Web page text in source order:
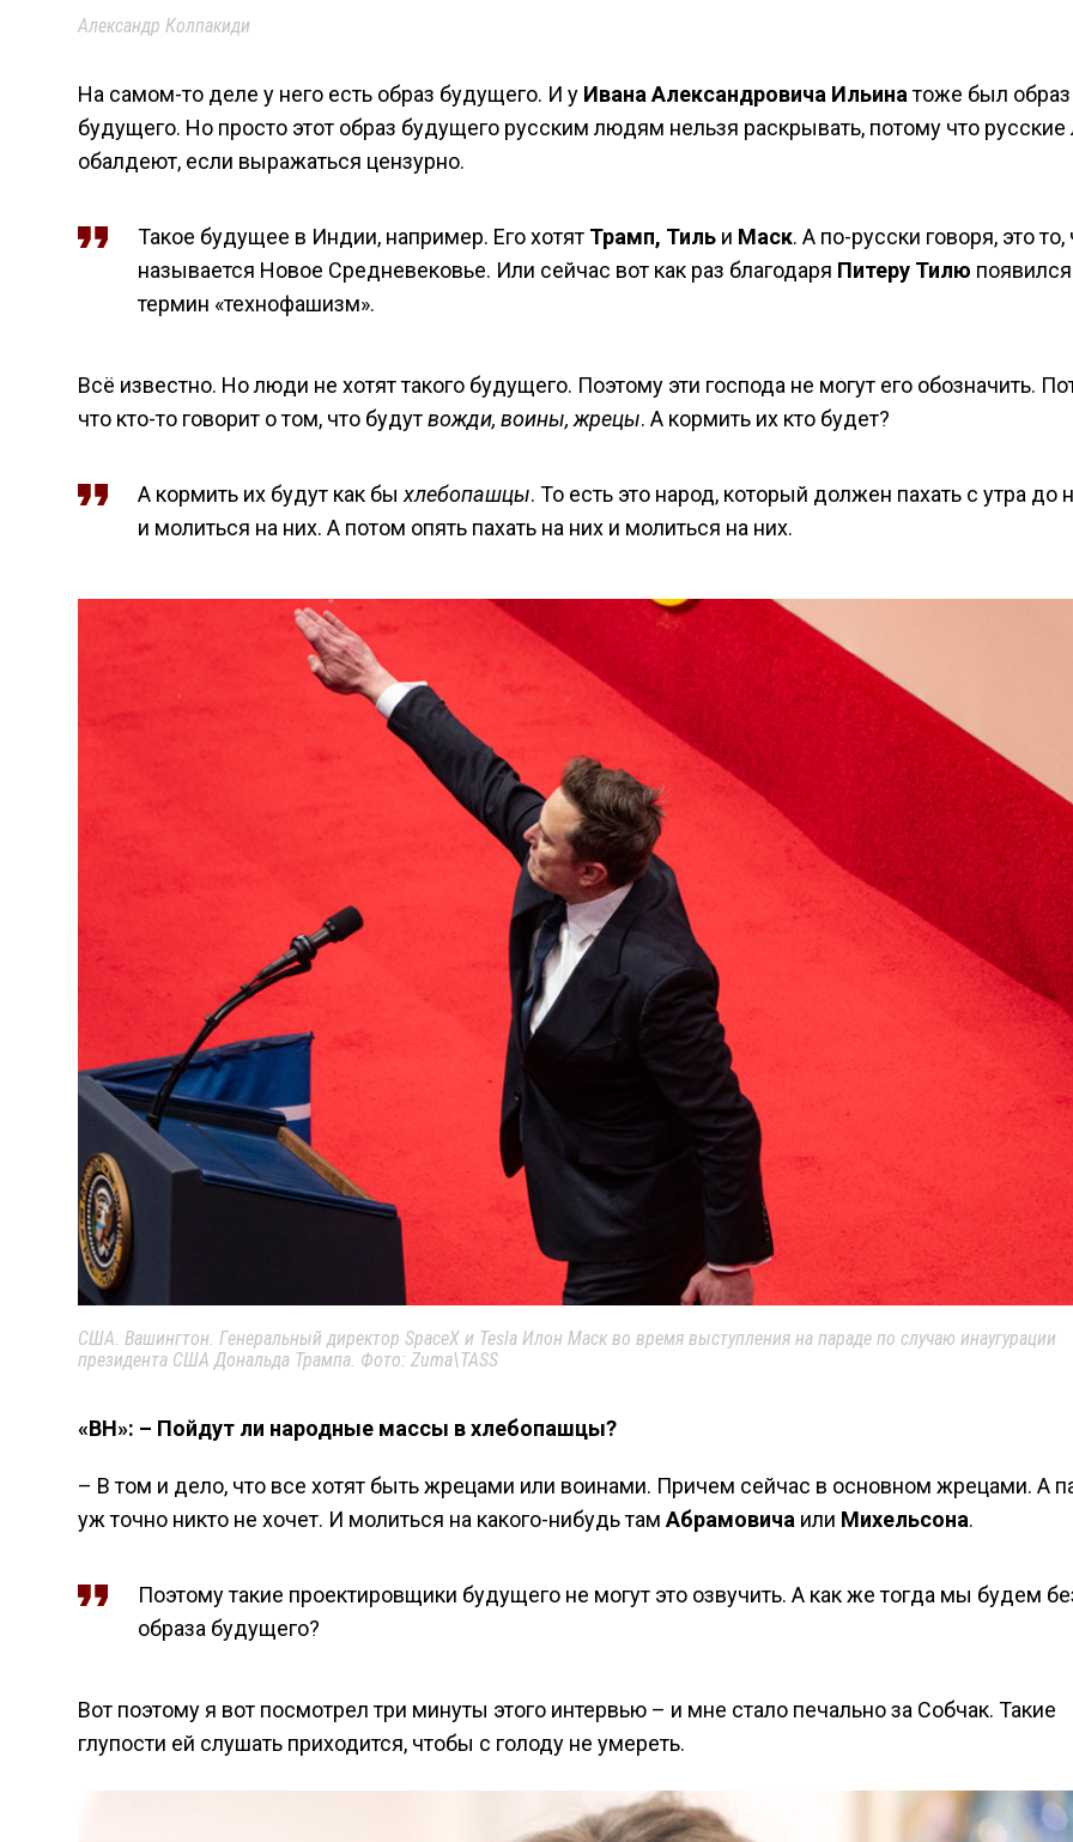
Александр Колпакиди
На самом-то деле у него есть образ будущего. И у Ивана Александровича Ильинатоже был образ
будущего. Но просто этот образ будущего русским людям нельзя раскрывать, потому что
обалдеют, если выражаться цензурно.
Такое будущее в Индии, например. Его хотят Трамп, Тиль и Маск. А по-русски говоря, это то,
называется Новое Средневековье. Или сейчас вот как раз благодаря Питеру Тилю появился
термин «технофашизм».
Всё известно. Но люди не хотят такого будущего. Поэтому эти господа не могут его обозначить.
что кто-то говорит о том, что будутвожди, воины, жрецы. А кормить их кто будет?
А кормить их будут как бы хлебопашцы. То есть это народ, который должен пахать с утра до
и молиться на них. А потом опять пахать на них и молиться на них.
США. Вашингтон. Генеральный директор SpaceX и Tesla Илон Маск во время выступления на параде по случаю инаугурации
президента США Дональда Трампа. Фото: Zuma\TASS
«ВН»: – Пойдут ли народные массы в хлебопашцы?
– В том и дело, что все хотят быть жрецами или воинами. Причем сейчас в основном жрецами. А
уж точно никто не хочет. И молиться на какого-нибудь тамАбрамовичаили Михельсона.
Поэтому такие проектировщики будущего не могут это озвучить. А как же тогда мы будем
образа будущего?
Вот поэтому я вот посмотрел три минуты этого интервью – и мне стало печально за Собчак. Такие
глупости ей слушать приходится, чтобы с голоду не умереть.